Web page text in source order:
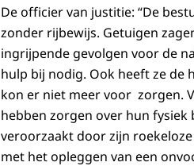
De officier van justitie: “De
zonder rijbewijs. Getuigen
ingrijpende gevolgen voor de
hulp bij nodig. Ook heeft ze de
kon er niet meer voor zorgen.
hebben zorgen over hun
veroorzaakt door zijn
met het opleggen van een